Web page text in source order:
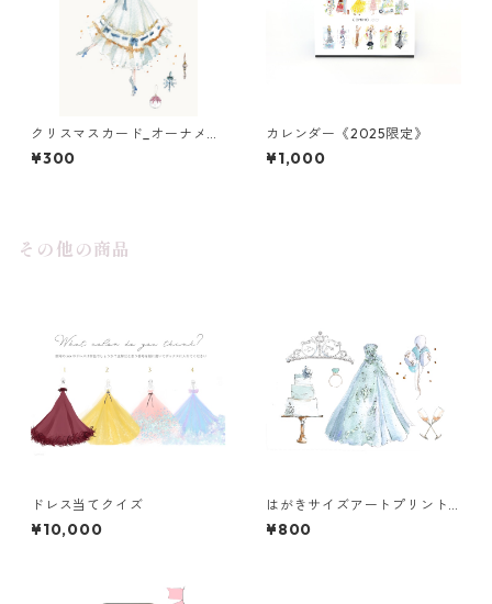
クリスマスカード_オーナメン
トとくるみ割り人形
¥300
カレンダー《2025限定》
¥1,000
その他の商品
ドレス当てクイズ
¥10,000
はがきサイズアートプリント
《ブルーウェディング》
¥800